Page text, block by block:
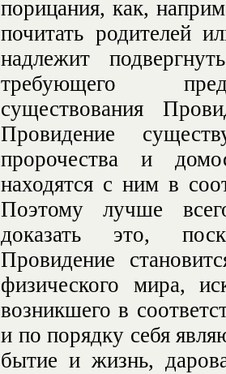
порицания, как,
почитать родителей
надлежит
требующего
существования
Провидение
пророчества и
находятся с ним в
Поэтому лучше
доказать это,
Провидение
физического мира,
возникшего в
и по порядку себя
бытие и жизнь,